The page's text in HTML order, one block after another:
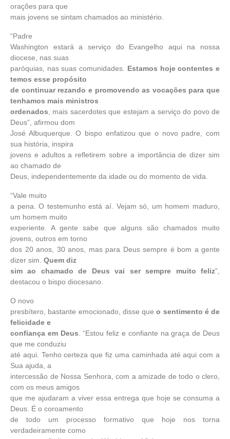
orações para que
mais jovens se sintam chamados ao ministério.
“Padre
Washington estará a serviço do Evangelho aqui na nossa
diocese, nas suas
paróquias, nas suas comunidades. Estamos hoje contentes e
temos esse propósito
de continuar rezando e promovendo as vocações para que
tenhamos mais ministros
ordenados , mais sacerdotes que estejam a serviço do povo de
Deus”, afirmou dom
José Albuquerque. O bispo enfatizou que o novo padre, com
sua história, inspira
jovens e adultos a refletirem sobre a importância de dizer sim
ao chamado de
Deus, independentemente da idade ou do momento de vida.
“Vale muito
a pena. O testemunho está aí. Vejam só, um homem maduro,
um homem muito
experiente. A gente sabe que alguns são chamados muito
jovens, outros em torno
dos 20 anos, 30 anos, mas para Deus sempre é bom a gente
dizer sim. Quem diz
sim ao chamado de Deus vai ser sempre muito feliz”,
destacou o bispo diocesano.
O novo
presbítero, bastante emocionado, disse queo sentimento é de
felicidade e
confiança em Deus . “Estou feliz e confiante na graça de Deus
que me conduziu
até aqui. Tenho certeza que fiz uma caminhada até aqui com a
Sua ajuda, a
intercessão de Nossa Senhora, com a amizade de todo o clero,
com os meus amigos
que me ajudaram a viver essa entrega que hoje se consuma a
Deus. É o coroamento
de todo um processo formativo que hoje nos torna
verdadeiramente como